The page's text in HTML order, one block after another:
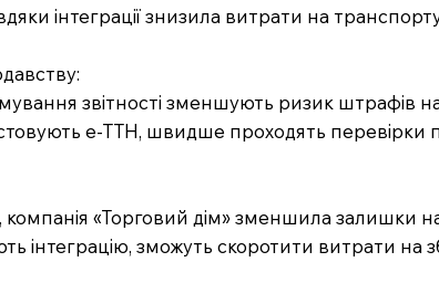
інтеграції знизила витрати на
звітності зменшують ризик штрафів
е-ТТН, швидше проходять перевірки
компанія «Торговий дім» зменшила залишки
інтеграцію, зможуть скоротити витрати на